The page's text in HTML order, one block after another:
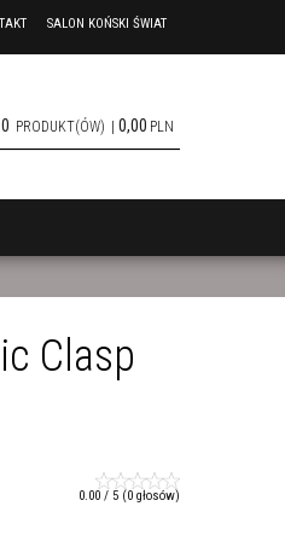
SALON KOŃSKI ŚWIAT
0 PRODUKT(ÓW) 0,00 PLN
Clasp
0.00 / 5 (0 głosów)